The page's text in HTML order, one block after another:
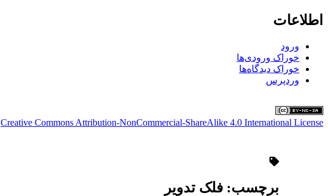
اطلاعات
ورود
خوراک ورودی‌ها
خوراک دیدگاه‌ها
وردپرس
Creative Commons Attribution-NonCommercial-ShareAlike 4.0 International License
برچسب: فلک تدویر